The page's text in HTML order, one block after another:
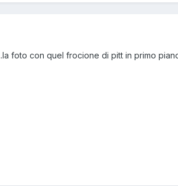
foto con quel frocione di pitt in primo